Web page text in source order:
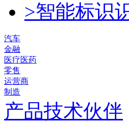
>智能标识
汽车
金融
医疗医药
零售
运营商
制造
产品技术伙伴